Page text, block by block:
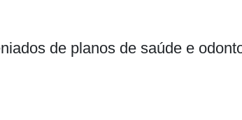
de planos de saúde e